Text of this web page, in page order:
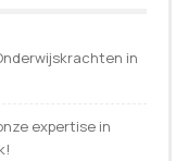
in
expertise in